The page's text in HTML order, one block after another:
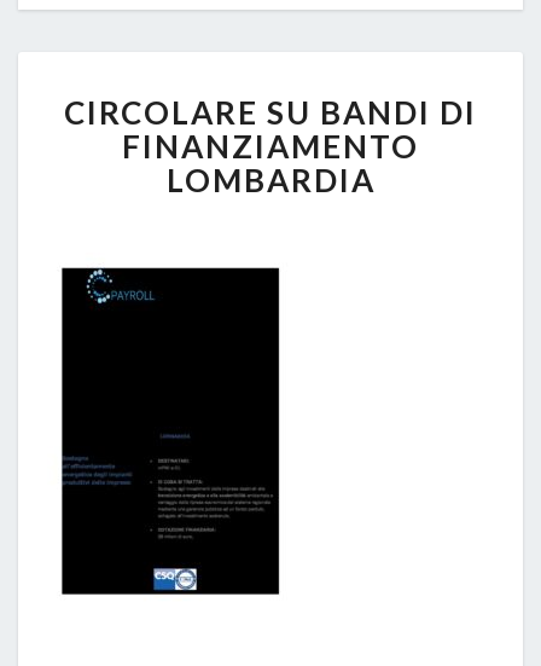
SU
BANDI
DI
FINANZIAMENTO
CIRCOLARE SU BANDI DI
FINANZIAMENTO
LOMBARDIA